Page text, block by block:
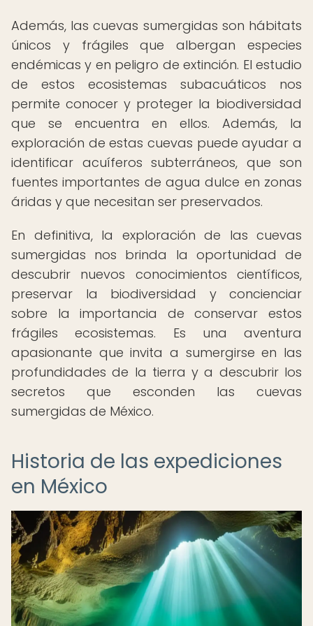
Además, las cuevas sumergidas son hábitats
únicos y frágiles que albergan especies
endémicas y en peligro de extinción. El estudio
de estos ecosistemas subacuáticos nos
permite conocer y proteger la biodiversidad
que se encuentra en ellos. Además, la
exploración de estas cuevas puede ayudar a
identificar acuíferos subterráneos, que son
fuentes importantes de agua dulce en zonas
áridas y que necesitan ser preservados.
En definitiva, la exploración de las cuevas
sumergidas nos brinda la oportunidad de
descubrir nuevos conocimientos científicos,
preservar la biodiversidad y concienciar
sobre la importancia de conservar estos
frágiles ecosistemas. Es una aventura
apasionante que invita a sumergirse en las
profundidades de la tierra y a descubrir los
secretos que esconden las cuevas
sumergidas de México.
Historia de las expediciones
en México